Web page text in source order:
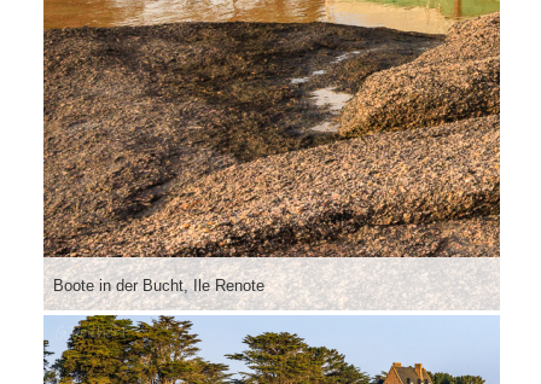
Boote in der Bucht, Ile Renote